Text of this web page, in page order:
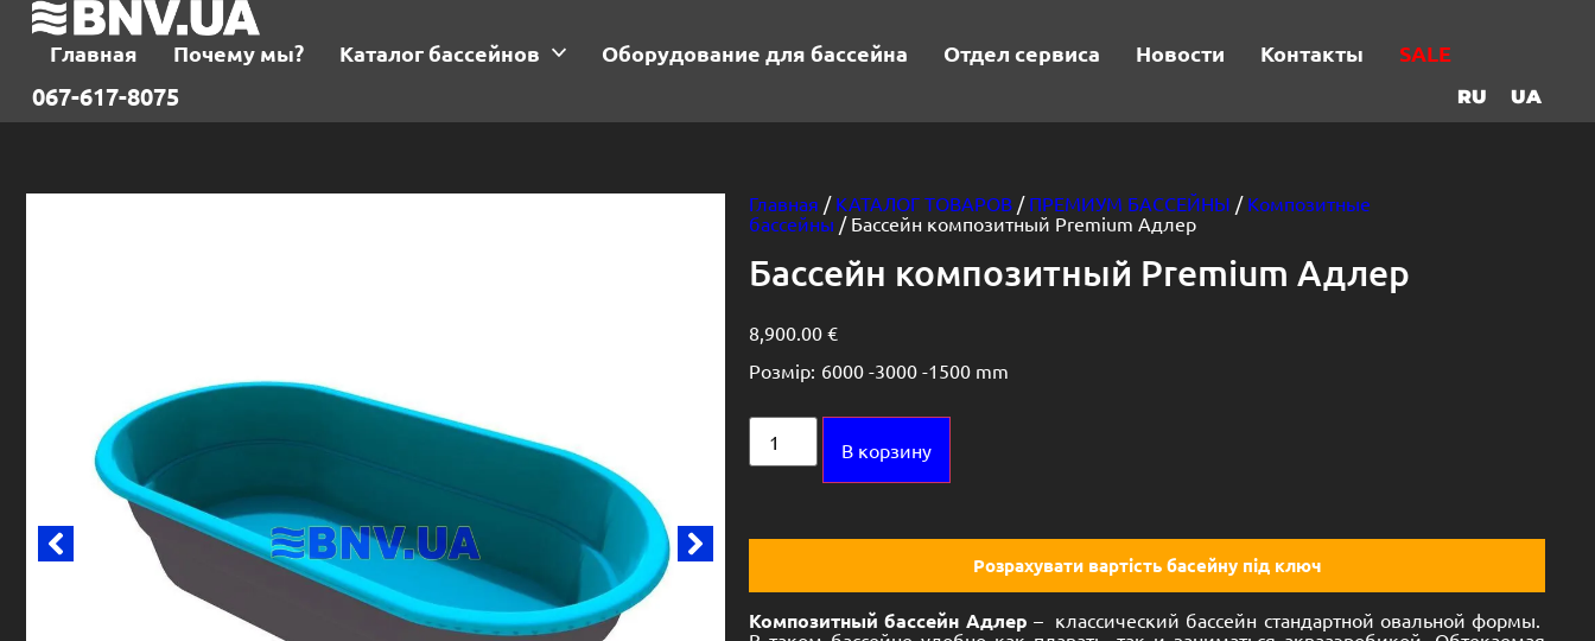
Главная Почему мы? Каталог бассейнов Оборудование для бассейна Отдел сервиса Новости Контакты SALE
067-617-8075 RU UA
Главная / КАТАЛОГ ТОВАРОВ / ПРЕМИУМ БАССЕЙНЫ / Композитные
бассейны / Бассейн композитный Premium Адлер
Бассейн композитный Premium Адлер
8,900.00€
Розмір: 6000 -3000 -1500 mm
В корзину
Розрахувати вартість басейну під ключ
Композитный бассейн Адлер – классический бассейн стандартной овальной формы.